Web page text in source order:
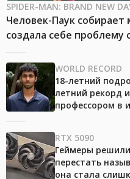
SPIDER-MAN: BRAND NEW
Человек-Паук
создала себе проблему
WORLD RECORD
18-летний
летний рекорд
профессором в
RTX 5090
Геймеры
перестать
она стала